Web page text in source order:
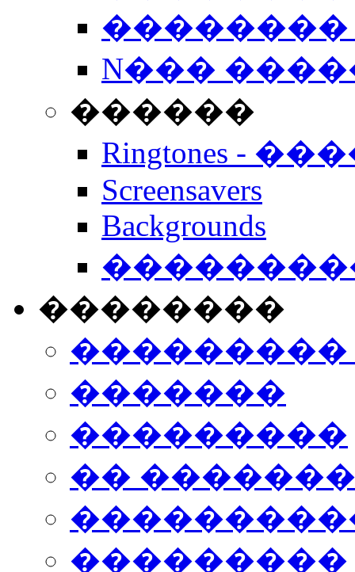
��������
N���
������
Ringtones -
Screensavers
Backgrounds
��������
���������
�������
���������
��
���������